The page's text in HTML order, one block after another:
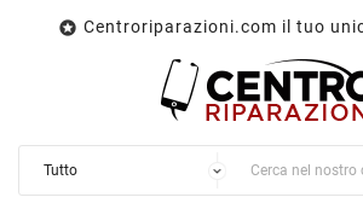
 Centroriparazioni.com il tuo